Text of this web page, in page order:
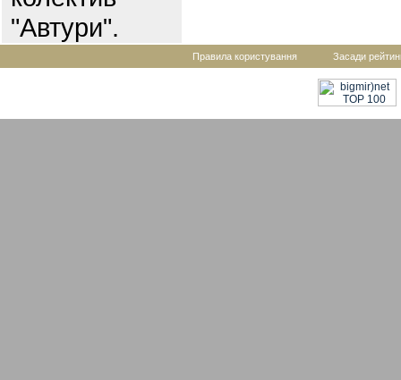
"Автури".
Правила користування Засади